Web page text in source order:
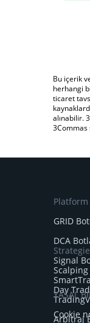
Bu içerik
herhangi
ticaret
alınabilir.
Platform
GRID
DCA
Signal
Arbitraj
Scalping
Day
YASAL
Cookie